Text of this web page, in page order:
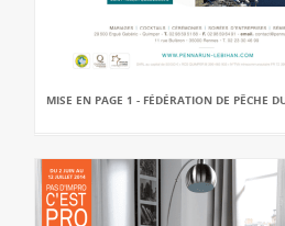
MISE EN PAGE 1 - FÉDÉRATION DE PÊCHE